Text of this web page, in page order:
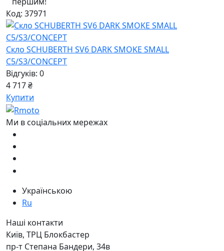
Код: 37971
Скло SCHUBERTH SV6 DARK SMOKE SMALL
C5/S3/CONCEPT
Відгуків: 0
4 717 ₴
Купити
Ми в соціальних мережах
Українською
Ru
Наші контакти
Київ, ТРЦ Блокбастер
пр-т Степана Бандери, 34в